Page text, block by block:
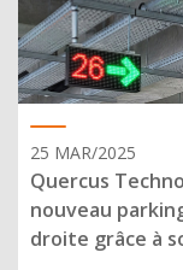
25 MAR/2025
Quercus
nouveau
droite grâce à